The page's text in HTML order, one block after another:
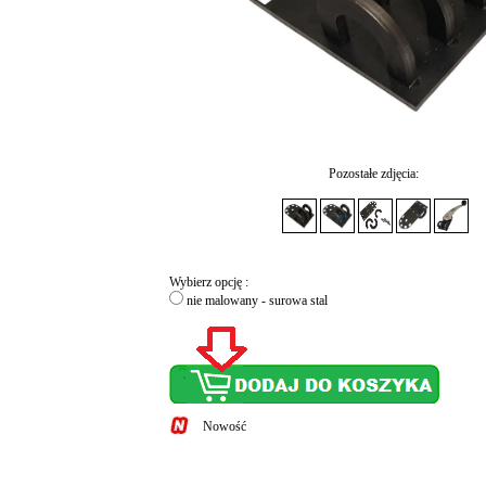
Pozostałe zdjęcia:
Wybierz opcję :
nie malowany - surowa stal
Nowość